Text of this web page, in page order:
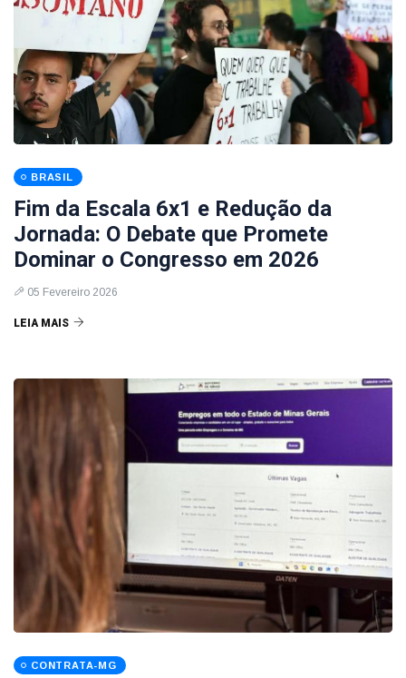
BRASIL
Fim da Escala 6x1 e Redução da
Jornada: O Debate que Promete
Dominar o Congresso em 2026
05 Fevereiro 2026
LEIA MAIS
CONTRATA-MG